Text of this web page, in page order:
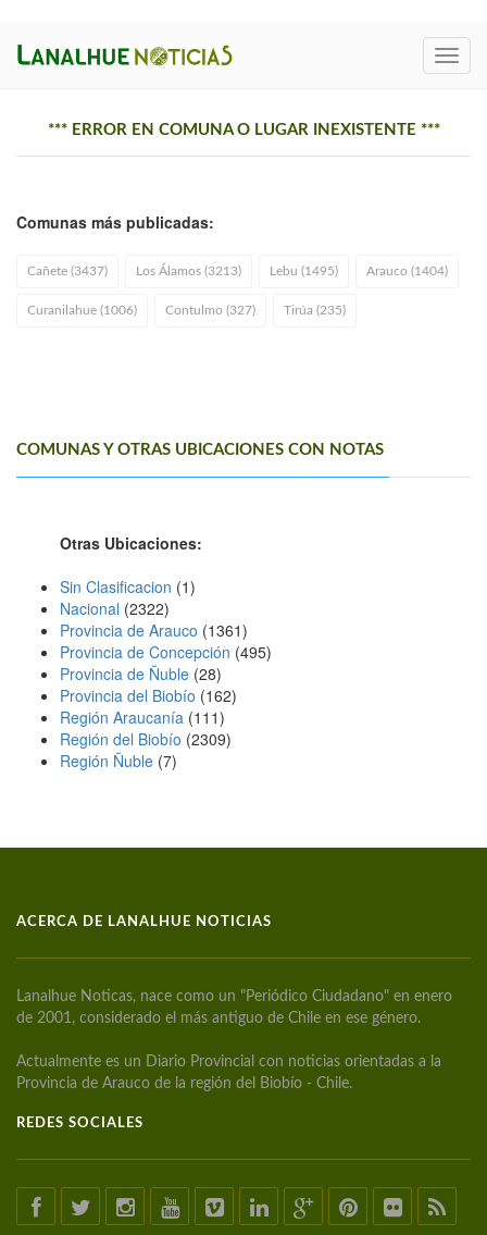
*** ERROR EN COMUNA O LUGAR INEXISTENTE ***
Comunas más publicadas:
Cañete (3437) Los Álamos (3213) Lebu (1495) Arauco (1404)
Curanilahue (1006) Contulmo (327) Tirúa (235)
COMUNAS Y OTRAS UBICACIONES CON NOTAS
Otras Ubicaciones:
Sin Clasificacion (1)
Nacional (2322)
Provincia de Arauco (1361)
Provincia de Concepción (495)
Provincia de Ñuble (28)
Provincia del Biobío (162)
Región Araucaní­a (111)
Región del Biobío (2309)
Región Ñuble (7)
ACERCA DE LANALHUE NOTICIAS
Lanalhue Noticas, nace como un "Periódico Ciudadano" en enero
de 2001, considerado el más antiguo de Chile en ese género.
Actualmente es un Diario Provincial con noticias orientadas a la
Provincia de Arauco de la región del Biobío - Chile.
REDES SOCIALES